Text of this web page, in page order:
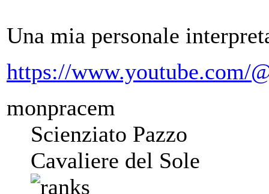
Una mia personale
https://www.youtube.com/
monpracem
Scienziato Pazzo
Cavaliere del Sole